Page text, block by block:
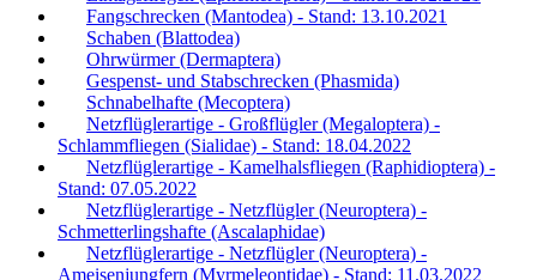
Fangschrecken (Mantodea) - Stand: 13.10.2021
Schaben (Blattodea)
Ohrwürmer (Dermaptera)
Gespenst- und Stabschrecken (Phasmida)
Schnabelhafte (Mecoptera)
Netzflüglerartige - Großflügler (Megaloptera) -
Schlammfliegen (Sialidae) - Stand: 18.04.2022
Netzflüglerartige - Kamelhalsfliegen (Raphidioptera) -
Stand: 07.05.2022
Netzflüglerartige - Netzflügler (Neuroptera) -
Schmetterlingshafte (Ascalaphidae)
Netzflüglerartige - Netzflügler (Neuroptera) -
Ameisenjungfern (Myrmeleontidae) - Stand: 11.03.2022